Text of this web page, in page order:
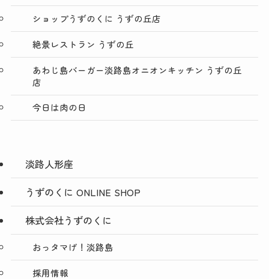
ショップうずのくに うずの丘店
絶景レストラン うずの丘
あわじ島バーガー淡路島オニオンキッチン うずの丘
店
今日は肉の日
淡路人形座
うずのくに ONLINE SHOP
株式会社うずのくに
おっタマげ！淡路島
採用情報